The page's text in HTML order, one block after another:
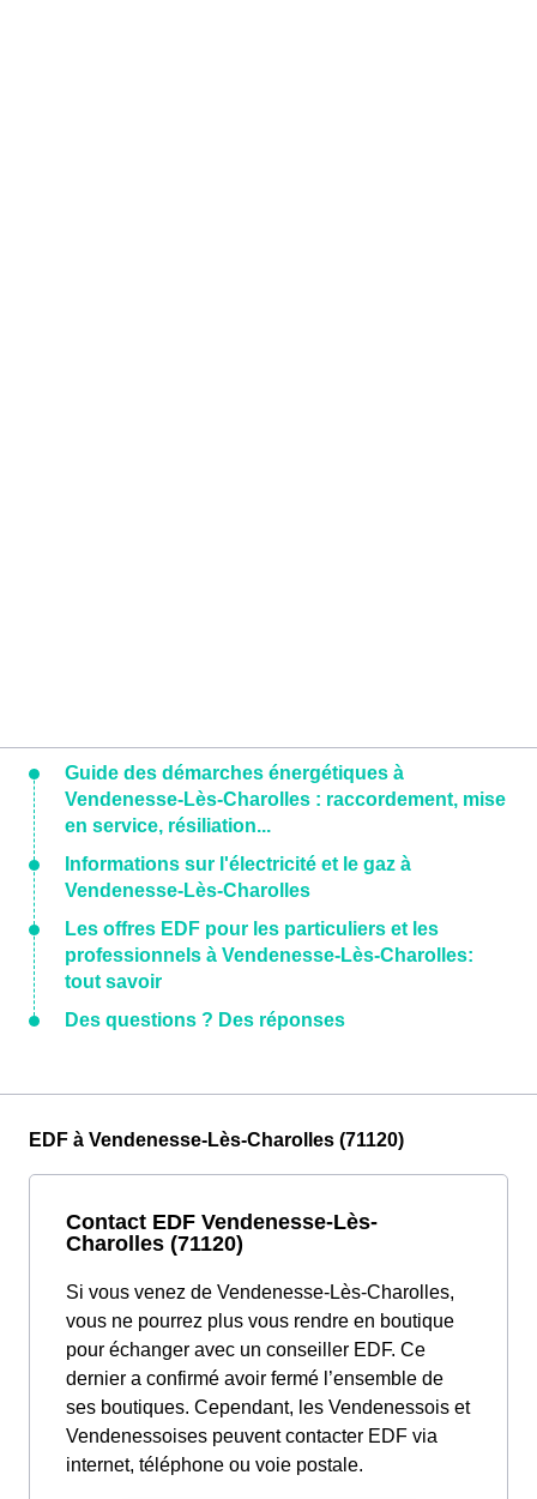
Guide des démarches énergétiques à
Vendenesse-Lès-Charolles : raccordement, mise
en service, résiliation...
Informations sur l'électricité et le gaz à
Vendenesse-Lès-Charolles
Les offres EDF pour les particuliers et les
professionnels à Vendenesse-Lès-Charolles:
tout savoir
Des questions ? Des réponses
EDF à Vendenesse-Lès-Charolles (71120)
Contact EDF Vendenesse-Lès-
Charolles (71120)
Si vous venez de Vendenesse-Lès-Charolles,
vous ne pourrez plus vous rendre en boutique
pour échanger avec un conseiller EDF. Ce
dernier a confirmé avoir fermé l’ensemble de
ses boutiques. Cependant, les Vendenessois et
Vendenessoises peuvent contacter EDF via
internet, téléphone ou voie postale.